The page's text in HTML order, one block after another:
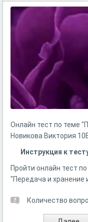
Онлайн тест по теме
Новикова Виктория
Инструкция к
Пройти онлайн тест
"Передача и
Количество